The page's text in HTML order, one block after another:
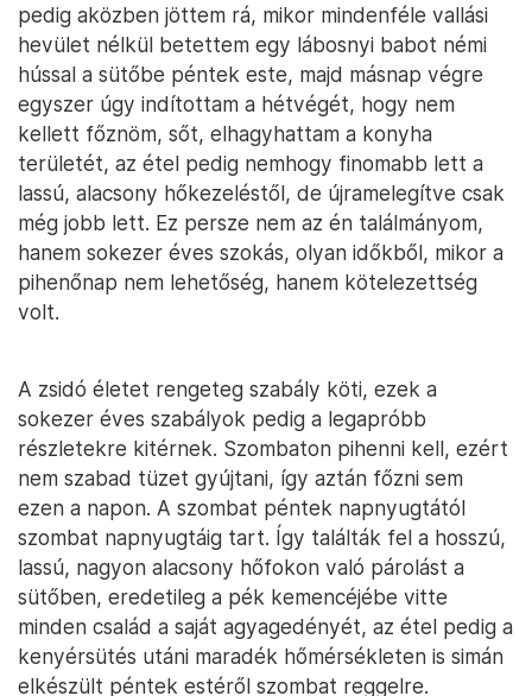
pedig aközben jöttem rá, mikor mindenféle vallási
hevület nélkül betettem egy lábosnyi babot némi
hússal a sütőbe péntek este, majd másnap végre
egyszer úgy indítottam a hétvégét, hogy nem
kellett főznöm, sőt, elhagyhattam a konyha
területét, az étel pedig nemhogy finomabb lett a
lassú, alacsony hőkezeléstől, de újramelegítve csak
még jobb lett. Ez persze nem az én találmányom,
hanem sokezer éves szokás, olyan időkből, mikor a
pihenőnap nem lehetőség, hanem kötelezettség
volt.
A zsidó életet rengeteg szabály köti, ezek a
sokezer éves szabályok pedig a legapróbb
részletekre kitérnek. Szombaton pihenni kell, ezért
nem szabad tüzet gyújtani, így aztán főzni sem
ezen a napon. A szombat péntek napnyugtától
szombat napnyugtáig tart. Így találták fel a hosszú,
lassú, nagyon alacsony hőfokon való párolást a
sütőben, eredetileg a pék kemencéjébe vitte
minden család a saját agyagedényét, az étel pedig a
kenyérsütés utáni maradék hőmérsékleten is simán
elkészült péntek estéről szombat reggelre.